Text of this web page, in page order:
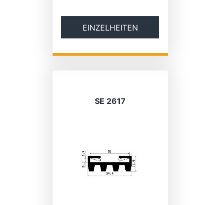
EINZELHEITEN
SE 2617